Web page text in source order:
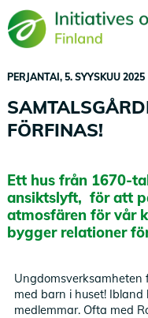
Hyppää
pääsisältöön
PERJANTAI, 5. SYYSKUU 2025
FÖRFINAS!
Ett hus från 1670-
ansiktslyft, för att
atmosfären för vår
bygger relationer
med barn i huset!
medlemmar. Ofta med